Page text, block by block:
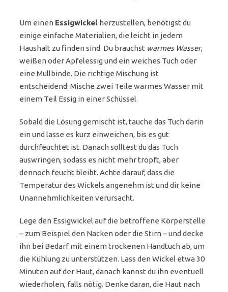
Um einen Essigwickel herzustellen, benötigst du
einige einfache Materialien, die leicht in jedem
Haushalt zu finden sind. Du brauchst warmes Wasser,
weißen oder Apfelessig und ein weiches Tuch oder
eine Mullbinde. Die richtige Mischung ist
entscheidend: Mische zwei Teile warmes Wasser mit
einem Teil Essig in einer Schüssel.
Sobald die Lösung gemischt ist, tauche das Tuch darin
ein und lasse es kurz einweichen, bis es gut
durchfeuchtet ist. Danach solltest du das Tuch
auswringen, sodass es nicht mehr tropft, aber
dennoch feucht bleibt. Achte darauf, dass die
Temperatur des Wickels angenehm ist und dir keine
Unannehmlichkeiten verursacht.
Lege den Essigwickel auf die betroffene Körperstelle
– zum Beispiel den Nacken oder die Stirn – und decke
ihn bei Bedarf mit einem trockenen Handtuch ab, um
die Kühlung zu unterstützen. Lass den Wickel etwa 30
Minuten auf der Haut, danach kannst du ihn eventuell
wiederholen, falls nötig. Denke daran, die Haut nach